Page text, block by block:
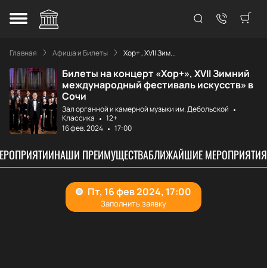
Главная Афиша и Билеты Хор+ , XVII Зим...
Билеты на концерт «Хор+», XVII Зимний
международный фестиваль искусств» в
Сочи
Зал органной и камерной музыки им. Дебольской
Классика
12+
16 фев. 2024
17:00
НАШИ ПРЕИМУЩЕСТВАБЛИЖАЙШИЕ МЕРОПРИЯТИЯ